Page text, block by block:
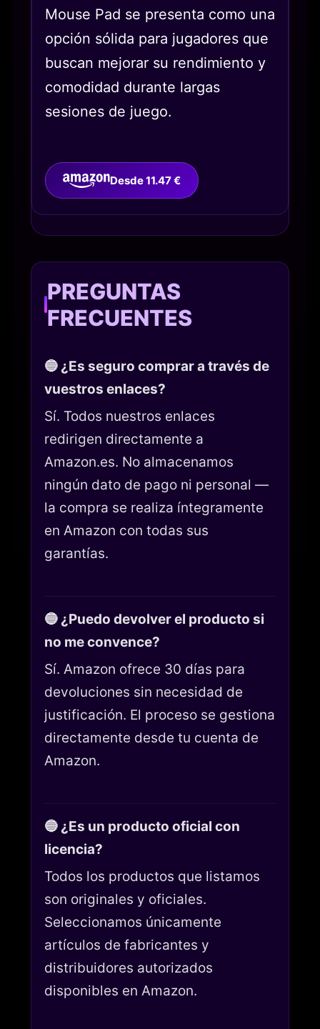
Mouse Pad se presenta como una
opción sólida para jugadores que
buscan mejorar su rendimiento y
comodidad durante largas
sesiones de juego.
Desde 11.47 €
PREGUNTAS
FRECUENTES
🔵 ¿Es seguro comprar a través de
vuestros enlaces?
Sí. Todos nuestros enlaces
redirigen directamente a
Amazon.es. No almacenamos
ningún dato de pago ni personal —
la compra se realiza íntegramente
en Amazon con todas sus
garantías.
🔵 ¿Puedo devolver el producto si
no me convence?
Sí. Amazon ofrece 30 días para
devoluciones sin necesidad de
justificación. El proceso se gestiona
directamente desde tu cuenta de
Amazon.
🔵 ¿Es un producto oficial con
licencia?
Todos los productos que listamos
son originales y oficiales.
Seleccionamos únicamente
artículos de fabricantes y
distribuidores autorizados
disponibles en Amazon.